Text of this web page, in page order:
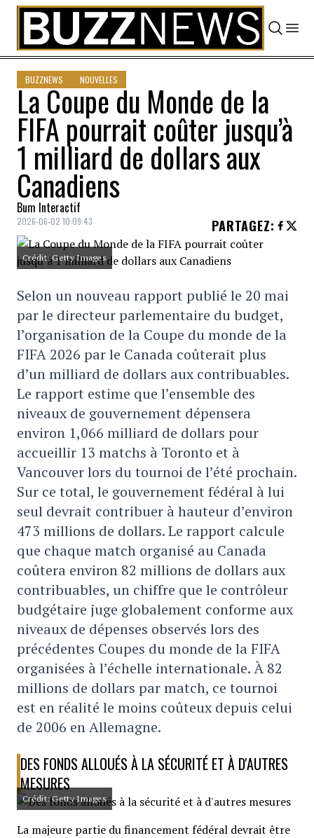
Skip to content
BUZZNEWS NOUVELLES
La Coupe du Monde de la
FIFA pourrait coûter jusqu’à
1 milliard de dollars aux
Canadiens
Bum Interactif
2026-06-02 10:09:43 PARTAGEZ:
Crédit: Getty Images
Selon un nouveau rapport publié le 20 mai
par le directeur parlementaire du budget,
l’organisation de la Coupe du monde de la
FIFA 2026 par le Canada coûterait plus
d’un milliard de dollars aux contribuables.
Le rapport estime que l’ensemble des
niveaux de gouvernement dépensera
environ 1,066 milliard de dollars pour
accueillir 13 matchs à Toronto et à
Vancouver lors du tournoi de l’été prochain.
Sur ce total, le gouvernement fédéral à lui
seul devrait contribuer à hauteur d’environ
473 millions de dollars. Le rapport calcule
que chaque match organisé au Canada
coûtera environ 82 millions de dollars aux
contribuables, un chiffre que le contrôleur
budgétaire juge globalement conforme aux
niveaux de dépenses observés lors des
précédentes Coupes du monde de la FIFA
organisées à l’échelle internationale. À 82
millions de dollars par match, ce tournoi
est en réalité le moins coûteux depuis celui
de 2006 en Allemagne.
DES FONDS ALLOUÉS À LA SÉCURITÉ ET À D'AUTRES
MESURES
Crédit: Getty Images
La majeure partie du financement fédéral devrait être